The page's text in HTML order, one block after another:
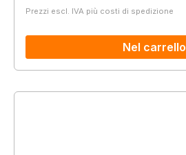
Prezzi escl. IVA più costi di spedizione
Nel carrello